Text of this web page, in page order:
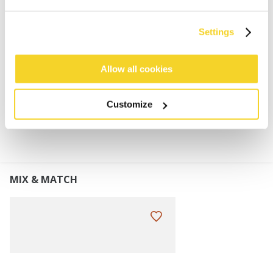
Settings
Allow all cookies
Customize
Elastische tailleband met trekkoord
MATERIAAL EN DETAILS
MIX & MATCH